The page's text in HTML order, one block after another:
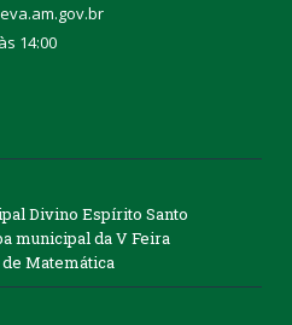
14:00
Divino Espírito Santo
municipal da V Feira
Matemática